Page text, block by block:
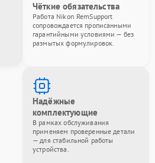
Чёткие обязательства
Работа Nikon RemSupport
сопровождается прописанными
гарантийными условиями — без
размытых формулировок.
Надёжные
комплектующие
В рамках обслуживания
применяем проверенные детали
— для стабильной работы
устройства.